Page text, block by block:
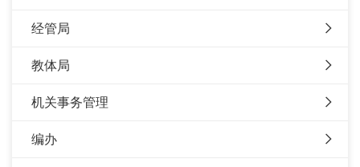
经管局
教体局
机关事务管理
编办